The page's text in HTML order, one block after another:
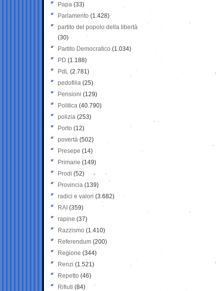
Papa (33)
Parlamento (1.428)
partito del popolo della libertà
(30)
Partito Democratico (1.034)
PD (1.188)
PdL (2.781)
pedofilia (25)
Pensioni (129)
Politica (40.790)
polizia (253)
Porto (12)
povertà (502)
Presepe (14)
Primarie (149)
Prodi (52)
Provincia (139)
radici e valori (3.682)
RAI (359)
rapine (37)
Razzismo (1.410)
Referendum (200)
Regione (344)
Renzi (1.521)
Repetto (46)
Rifiuti (84)